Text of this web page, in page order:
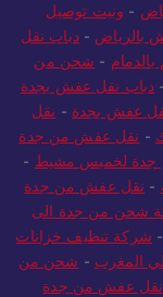
- ونيت توصيل
بالرياض -دباب نقل
- شحن من
- دباب نقل عفش بجدة
عفش بجدة - نقل
- نقل عفش من جدة
لخميس مشيط -
- نقل عفش من جدة
شحن من جدة الى
- شركة تنظيف خزانات
المغرب - شحن من
نقل عفش من جدة